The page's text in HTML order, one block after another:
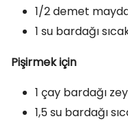
1/2 demet
1 su bardağı
Pişirmek için
1 çay bardağı
1,5 su bardağı